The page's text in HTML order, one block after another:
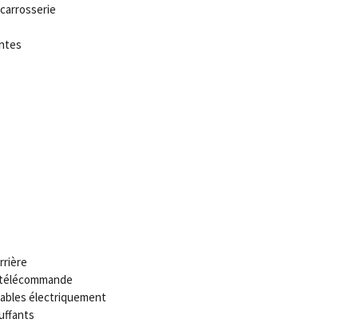
électriquement